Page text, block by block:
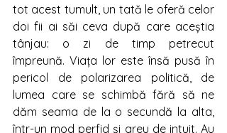
tot acest tumult, un tată le oferă celor
doi fii ai săi ceva după care aceștia
tânjau: o zi de timp petrecut
împreună. Viața lor este însă pusă în
pericol de polarizarea politică, de
lumea care se schimbă fără să ne
dăm seama de la o secundă la alta,
într-un mod perfid și greu de intuit. Au